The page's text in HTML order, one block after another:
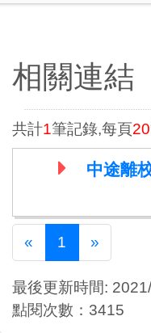
相關連結
共計1筆記錄,每頁20
中途離
« Previous
1 »Next
最後更新時間:
點閱次數：3415